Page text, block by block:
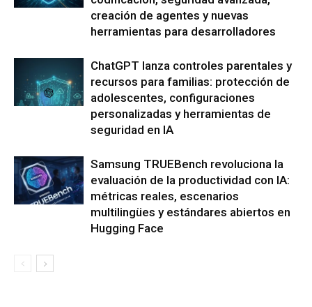
creación de agentes y nuevas
herramientas para desarrolladores
ChatGPT lanza controles parentales y
recursos para familias: protección de
adolescentes, configuraciones
personalizadas y herramientas de
seguridad en IA
Samsung TRUEBench revoluciona la
evaluación de la productividad con IA:
métricas reales, escenarios
multilingües y estándares abiertos en
Hugging Face